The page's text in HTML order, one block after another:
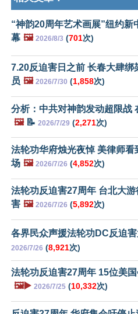
“神韵20周年艺术画展”纽约新
幕 🖼️ 2026/8/3 (701次)
7.20反迫害日之前 长春大肆绑
员 🖼️ 2026/7/30 (1,858次)
分析：中共对神韵发动超限战
🖼️📝 2026/7/29 (2,271次)
法轮功华府烛光夜悼 美律师看
场 🖼️ 2026/7/26 (4,852次)
法轮功反迫害27周年 台北大游
害 🖼️ 2026/7/26 (5,892次)
各界民众声援法轮功DC反迫
2026/7/26 (8,921次)
法轮功反迫害27周年 15位美
🖼️▶️ 2026/7/25 (10,332次)